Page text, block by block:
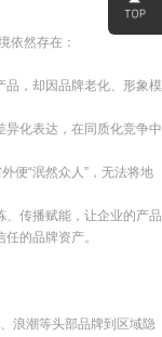
依然存在：
，却因品牌老化、形象模
异化表达，在同质化竞争中
便“泯然众人”，无法将地
传播赋能，让企业的产品
的品牌资产。
浪潮等头部品牌到区域隐